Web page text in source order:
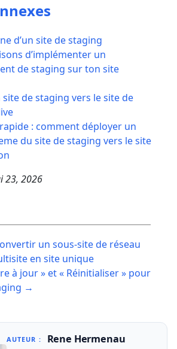
d’un site de staging
d’implémenter un
de staging sur ton site
de staging vers le site de
: comment déployer un
du site de staging vers le site
23, 2026
un sous-site de réseau
en site unique
à jour » et « Réinitialiser » pour
→
AUTEUR : Rene Hermenau